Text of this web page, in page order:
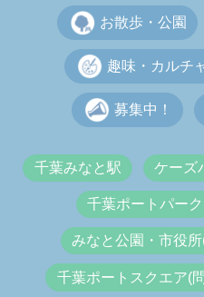
お散歩・公園
趣味・カルチ
募集中！
千葉みなと駅 ケーズ
千葉ポートパー
みなと公園・市役
千葉ポートスクエア(